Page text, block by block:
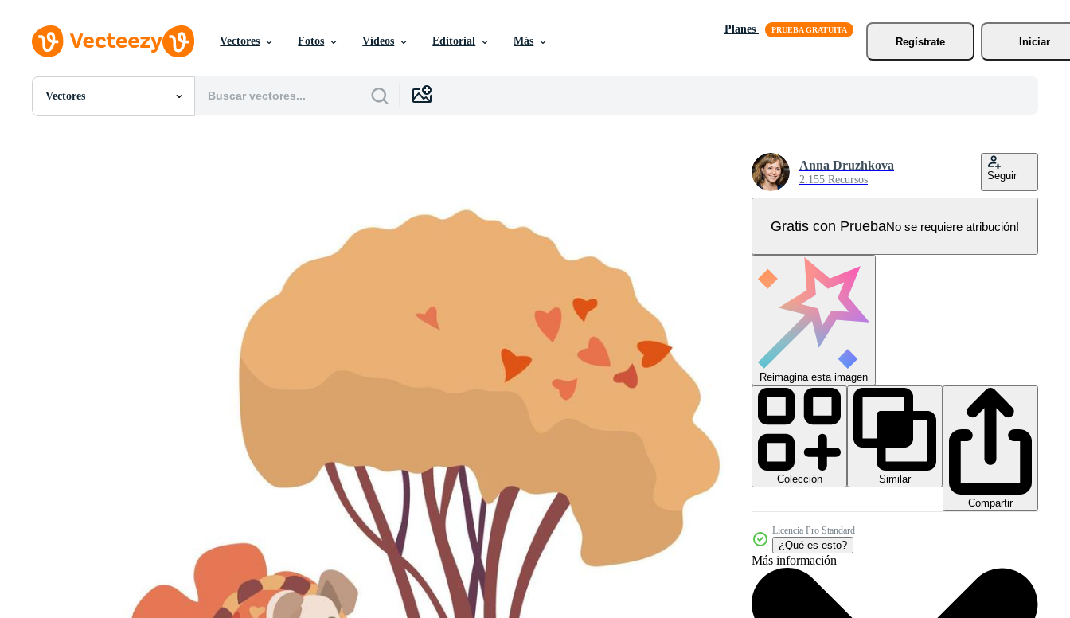
Vectores Fotos Vídeos Editorial Más
Planes
Regístrate
Iniciar
Vectores
Todas Imágenes
Anna Druzhkova
2.155 Recursos Seguir
Gratis con PruebaNo se requiere atribución!
Reimagina esta imagen
Colección
Similar
Compartir
Licencia Pro Standard
¿Qué es esto?
Más información